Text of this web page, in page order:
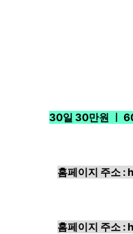
30일 30만원 ㅣ
홈페이지 주소 :
홈페이지 주소 :